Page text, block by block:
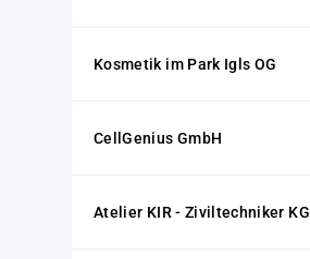
Kosmetik im Park Igls OG
CellGenius GmbH
Atelier KIR - Ziviltechniker KG